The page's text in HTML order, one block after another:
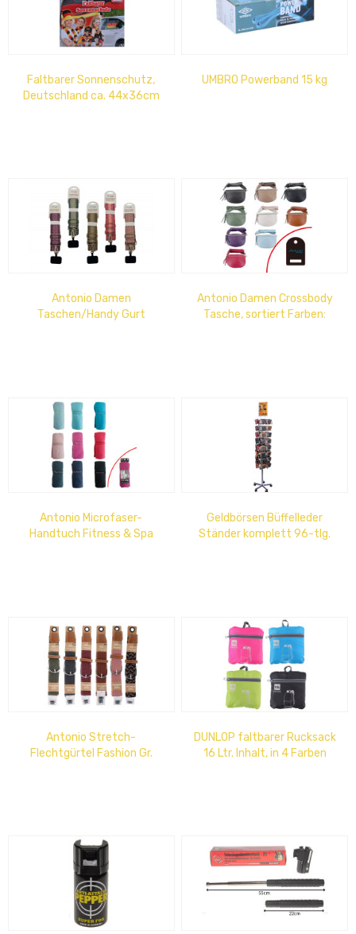
Faltbarer Sonnenschutz,
Deutschland ca. 44x36cm
UMBRO Powerband 15 kg
Antonio Damen
Taschen/Handy Gurt
Antonio Damen Crossbody
Tasche, sortiert Farben:
Antonio Microfaser-
Handtuch Fitness & Spa
Geldbörsen Büffelleder
Ständer komplett 96-tlg.
Antonio Stretch-
Flechtgürtel Fashion Gr.
DUNLOP faltbarer Rucksack
16 Ltr. Inhalt, in 4 Farben